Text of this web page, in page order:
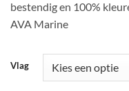
bestendig en 100%
AVA Marine
Vlag